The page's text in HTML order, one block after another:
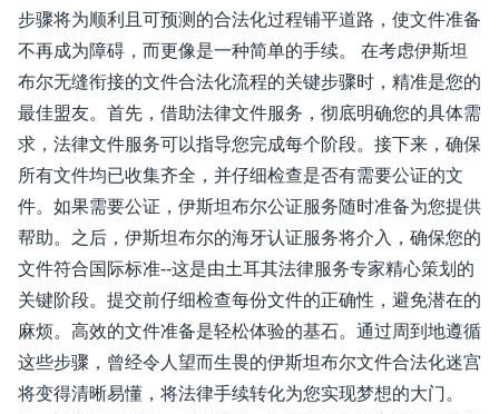
步骤将为顺利且可预测的合法化过程铺平道路，使文件准备
不再成为障碍，而更像是一种简单的手续。 在考虑伊斯坦
布尔无缝衔接的文件合法化流程的关键步骤时，精准是您的
最佳盟友。首先，借助法律文件服务，彻底明确您的具体需
求，法律文件服务可以指导您完成每个阶段。接下来，确保
所有文件均已收集齐全，并仔细检查是否有需要公证的文
件。如果需要公证，伊斯坦布尔公证服务随时准备为您提供
帮助。之后，伊斯坦布尔的海牙认证服务将介入，确保您的
文件符合国际标准--这是由土耳其法律服务专家精心策划的
关键阶段。提交前仔细检查每份文件的正确性，避免潜在的
麻烦。高效的文件准备是轻松体验的基石。通过周到地遵循
这些步骤，曾经令人望而生畏的伊斯坦布尔文件合法化迷宫
将变得清晰易懂，将法律手续转化为您实现梦想的大门。